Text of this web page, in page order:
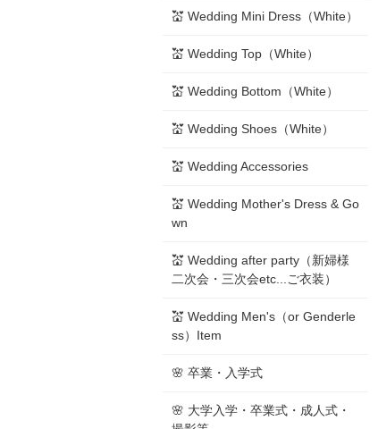
💒 Wedding Mini Dress（White）
💒 Wedding Top（White）
💒 Wedding Bottom（White）
💒 Wedding Shoes（White）
💒 Wedding Accessories
💒 Wedding Mother's Dress & Go
wn
💒 Wedding after party（新婦様
二次会・三次会etc...ご衣装）
💒 Wedding Men's（or Genderle
ss）Item
🌸 卒業・入学式
🌸 大学入学・卒業式・成人式・